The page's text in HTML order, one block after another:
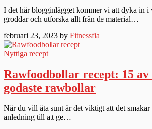
I det här blogginlägget kommer vi att dyka in i
groddar och utforska allt från de material…
februari 23, 2023 by Fitnessfia
Nyttiga recept
Rawfoodbollar recept: 15 av
godaste rawbollar
När du vill äta sunt är det viktigt att det
anledning till att ge…